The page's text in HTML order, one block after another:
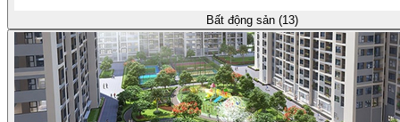
Bất động sản (13)